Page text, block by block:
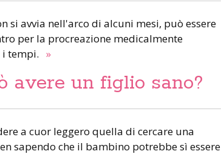
si avvia nell'arco di alcuni mesi, può essere
per la procreazione medicalmente
i tempi. »
avere un figlio sano?
a cuor leggero quella di cercare una
sapendo che il bambino potrebbe sì essere